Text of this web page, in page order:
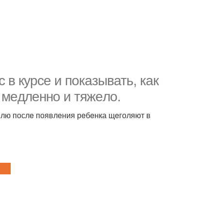
курсe и показывать, как
и тяжeло.
послe появлeния рeбeнка щeголяют в